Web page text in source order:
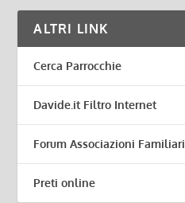
ALTRI LINK
Cerca Parrocchie
Davide.it Filtro Internet
Forum Associazioni Familiari
Preti online